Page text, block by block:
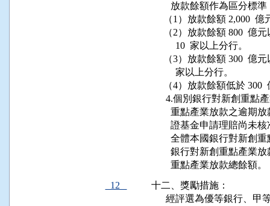
放款餘額作為區分標準
（1）放款餘額 2,000
（2）放款餘額 800  億
          10  家以上分行。
（3）放款餘額 300  億
          家以上分行。
（4）放款餘額低於 300
4.個別銀行對新創重
重點產業放款之逾
證基金申請理賠尚
全體本國銀行對新
銀行對新創重點產
        重點產業放款總餘額。
12
十二、獎勵措施：
經評選為優等銀行、